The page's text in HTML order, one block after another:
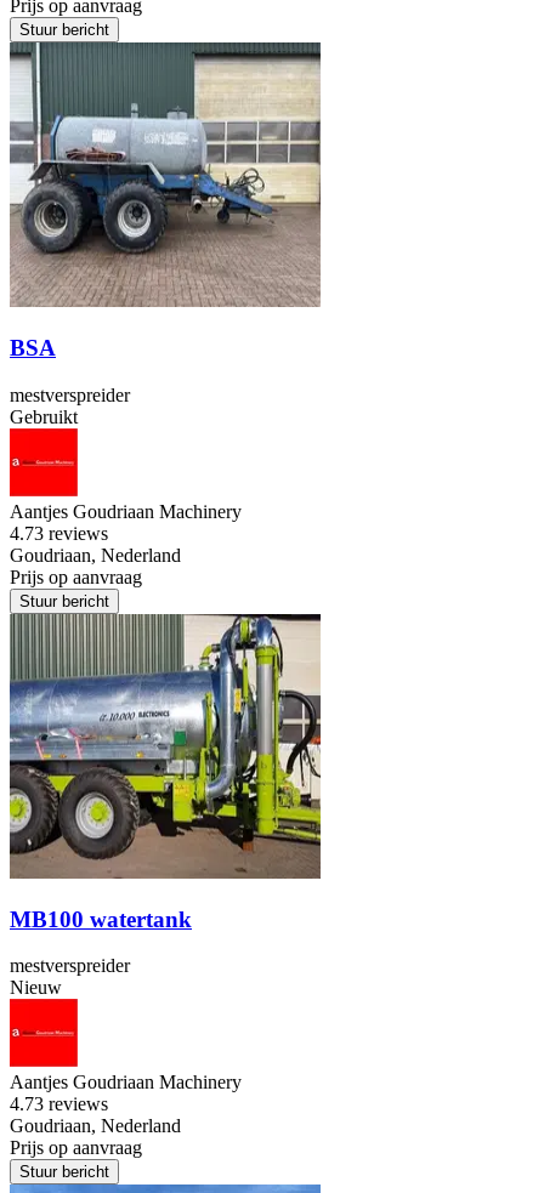
Prijs op aanvraag
Stuur bericht
BSA
mestverspreider
Gebruikt
Aantjes Goudriaan Machinery
4.73 reviews
Goudriaan, Nederland
Prijs op aanvraag
Stuur bericht
MB100 watertank
mestverspreider
Nieuw
Aantjes Goudriaan Machinery
4.73 reviews
Goudriaan, Nederland
Prijs op aanvraag
Stuur bericht